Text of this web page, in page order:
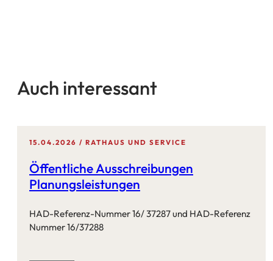
Auch interessant
15.04.2026 RATHAUS UND SERVICE
Öffentliche Ausschreibungen
Planungsleistungen
HAD-Referenz-Nummer 16/ 37287 und HAD-Referenz
Nummer 16/37288